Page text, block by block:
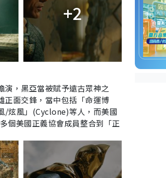
+2
，黑亞當被賦予遠古眾神之
面交鋒，當中包括「命運博
/炫風」(Cyclone)等人，而美國
個美國正義協會成員整合到「正